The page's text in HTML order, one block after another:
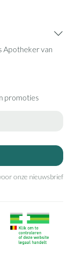
Apotheker van
promoties
onze nieuwsbrief